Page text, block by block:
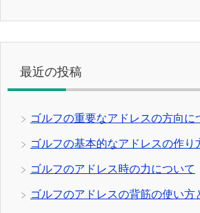
最近の投稿
ゴルフの重要なアドレスの方向に
ゴルフの基本的なアドレスの作り
ゴルフのアドレス時の力について
ゴルフのアドレスの背筋の使い方